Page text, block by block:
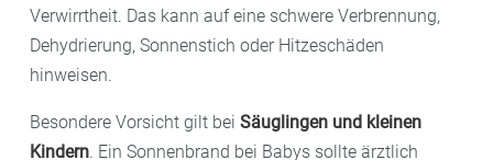
Verwirrtheit. Das kann auf eine schwere Verbrennung,
Dehydrierung, Sonnenstich oder Hitzeschäden
hinweisen.
Besondere Vorsicht gilt bei Säuglingen und kleinen
Kindern. Ein Sonnenbrand bei Babys sollte ärztlich